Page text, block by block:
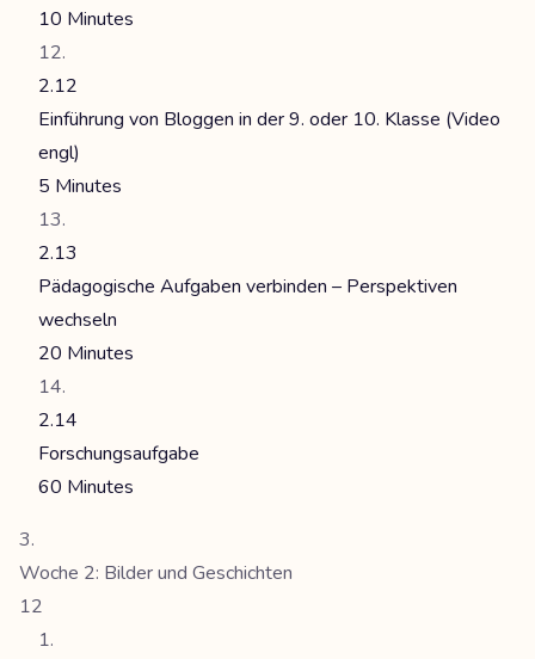
10 Minutes
2.12
Einführung von Bloggen in der 9. oder 10. Klasse (Video
engl)
5 Minutes
2.13
Pädagogische Aufgaben verbinden – Perspektiven
wechseln
20 Minutes
2.14
Forschungsaufgabe
60 Minutes
Woche 2: Bilder und Geschichten
12